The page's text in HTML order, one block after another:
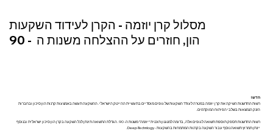
מסלול קרן יוזמה - הקרן לעידוד השקעות
חדש !
רשות החדשנות השיקה את קרן יוזמה במטרה לעודד השקעות של גופים מוסדיים בתעשיית ההייטק הישראלי. ההשקעה תעשה באמצעות קרנות הון סיכון ובחברות
הזנק הנמצאות בשלבי הפיתוח המוקדמים.
רשות החדשנות תספק תוספת תשואה לגופים אלה, בדומה למנגנון תוכנית “יוזמה” משנות ה- 90. הגדלת התשואה תינתן לכל השקעה בקרן הון סיכון ישראלית ובנוסף
יינתן תמרוץ תשואה נוסף עבור השקעה בקרנות המתמחות בהשקעות - Deep-Technlogy.